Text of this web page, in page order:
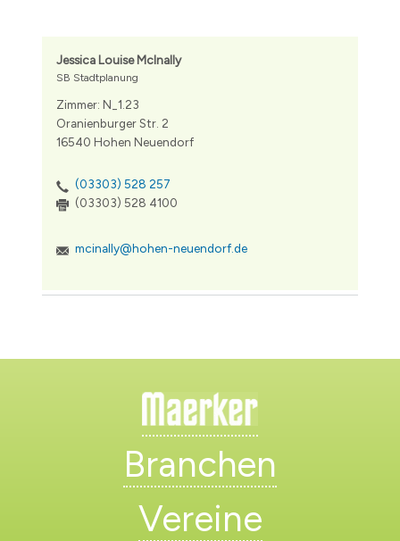
Jessica Louise McInally
SB Stadtplanung
Zimmer: N_1.23
Oranienburger Str. 2
16540 Hohen Neuendorf
(03303) 528 257
(03303) 528 4100
mcinally@hohen-neuendorf.de
Branchen
Vereine